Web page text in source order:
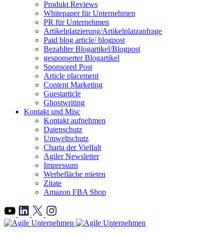
Produkt Reviews
Whitepaper für Unternehmen
PR für Unternehmen
Artikelplatzierung/Artikelplatzanfrage
Paid blog article/ blogpost
Bezahlter Blogartikel/Blogpost
gesponserter Blogartikel
Sponsored Post
Article placement
Content Marketing
Guestarticle
Ghostwriting
Kontakt und Misc
Kontakt aufnehmen
Datenschutz
Umweltschutz
Charta der Vielfalt
Agiler Newsletter
Impressum
Werbefläche mieten
Zitate
Amazon FBA Shop
">